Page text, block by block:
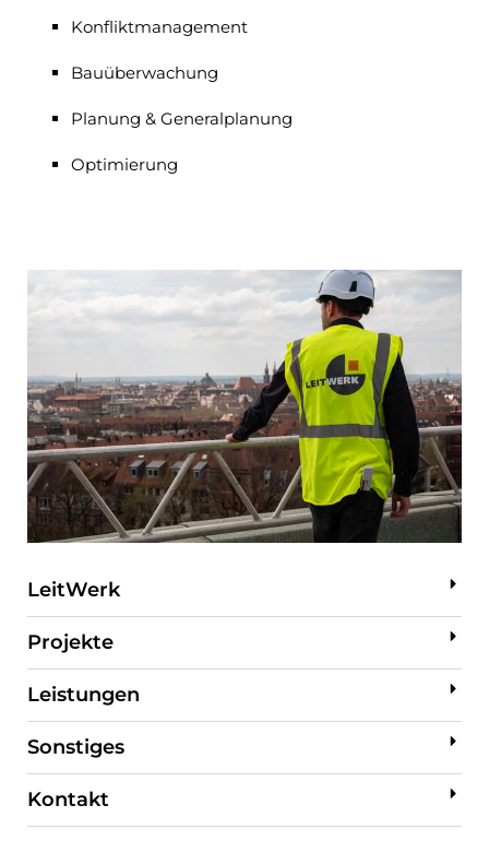
Konflikt­manage­ment
Bau­über­wachung
Planung & General­planung
Optimierung
LeitWerk
Projekte
Leistungen
Sonstiges
Kontakt